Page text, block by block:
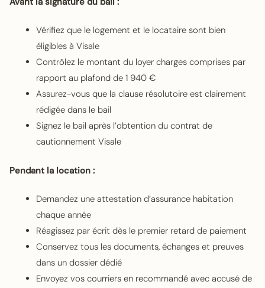
Vérifiez que le logement et le locataire sont bien
éligibles à Visale
Contrôlez le montant du loyer charges comprises par
rapport au plafond de 1 940 €
Assurez-vous que la clause résolutoire est clairement
rédigée dans le bail
Signez le bail après l’obtention du contrat de
cautionnement Visale
Pendant la location :
Demandez une attestation d’assurance habitation
chaque année
Réagissez par écrit dès le premier retard de paiement
Conservez tous les documents, échanges et preuves
dans un dossier dédié
Envoyez vos courriers en recommandé avec accusé de